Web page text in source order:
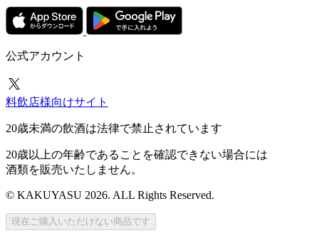
公式アカウント
料飲店様向けサイト
20歳未満の飲酒は法律で禁止されています
20歳以上の年齢であることを確認できない場合には
酒類を販売いたしません。
© KAKUYASU 2026. ALL Rights Reserved.
現在ご購入いただけない商品です